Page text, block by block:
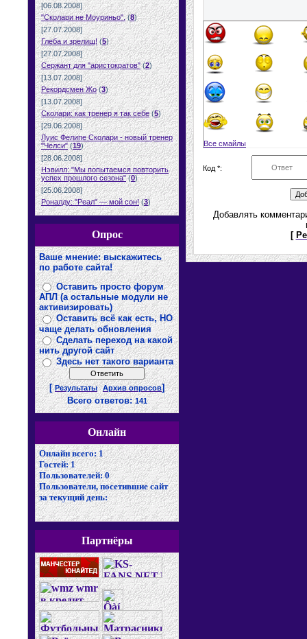
[06.08.2008]
"Сколари не Моуриньо". (8)
[27.07.2008]
Глеба и зрелищ! (5)
[27.07.2008]
Сержант для "аристократов" (2)
[13.07.2008]
Рекордсмен Жо (3)
[13.07.2008]
Сколари: как тренер я так себе (5)
[29.06.2008]
Луис Фелипе Сколари - новый тренер
"Челси" (19)
[28.06.2008]
Нэвилл: "Мы попытаемся повторить
успех прошлого сезона" (0)
[25.06.2008]
Роналду: "Реал" — мой сон! (3)
Опрос
Ваше мнение: выскажитесь
по работе сайта!
Оставить просто форум
АПЛ (а остальные модули не
активизировать)
Оставить всё как есть, НО
чаще делать обновления
Сделать переход на какой
нить другой сайт
Здесь нет такого варианта
[Результаты Архив опросов]
Всего ответов: 141
Онлайн
Онлайн всего:1
Гостей:1
Пользователей:0
Пользователи, посетившие сайт
за текущий день:
Партнёры
Все смайлы
Код *:
Добавлять
[